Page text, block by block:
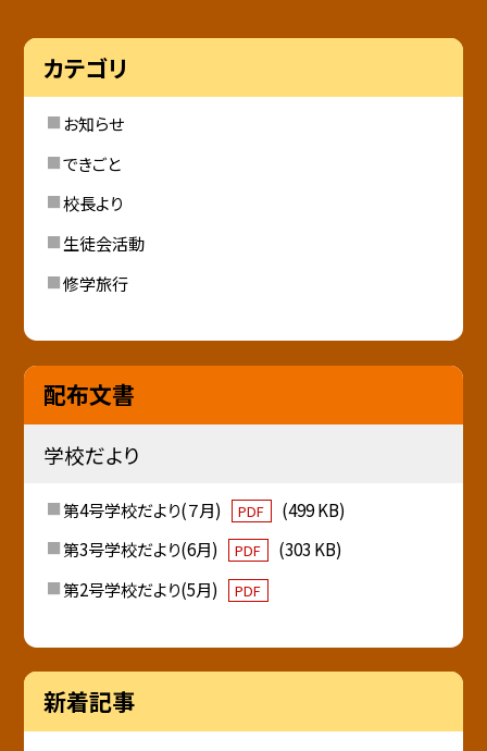
カテゴリ
お知らせ
できごと
校長より
生徒会活動
修学旅行
配布文書
学校だより
第4号学校だより(７月) PDF
(499 KB)
第3号学校だより(6月)
PDF
(303 KB)
第2号学校だより(5月)
PDF
新着記事